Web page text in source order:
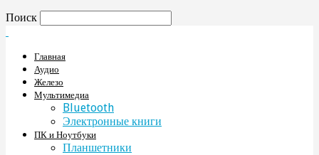
Поиск
Главная
Аудио
Железо
Мультимедиа
Bluetooth
Электронные книги
ПК и Ноутбуки
Планшетники